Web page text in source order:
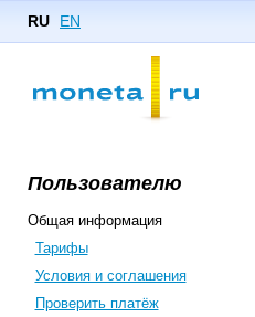
RU EN
Пользователю
Общая информация
Тарифы
Условия и соглашения
Проверить платёж